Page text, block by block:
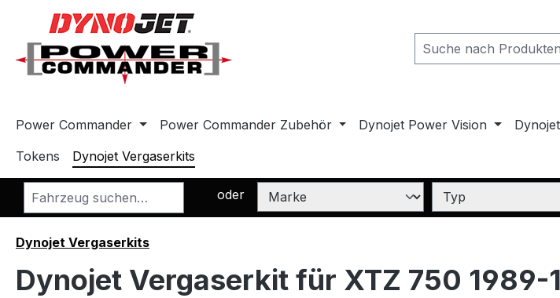
Hauptinhalt springen
Zur Suche springen
Zur Hauptnavigation springen
Power Commander Power Commander Zubehör Dynojet Power Vision
Tokens
Dynojet Vergaserkits
oder
Dynojet Vergaserkits
Dynojet Vergaserkit für XTZ 750 1989-